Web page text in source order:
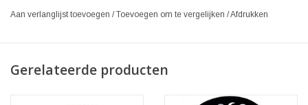
Aan verlanglijst toevoegen /Toevoegen om te vergelijken /Afdrukken
Gerelateerde producten